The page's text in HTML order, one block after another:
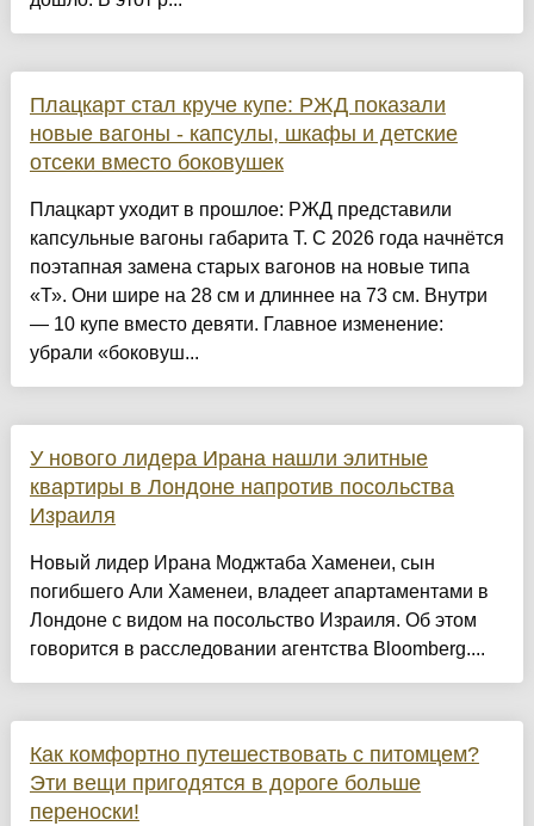
Плацкарт стал круче купе: РЖД показали
новые вагоны - капсулы, шкафы и детские
отсеки вместо боковушек
Плацкарт уходит в прошлое: РЖД представили
капсульные вагоны габарита Т. С 2026 года начнётся
поэтапная замена старых вагонов на новые типа
«Т». Они шире на 28 см и длиннее на 73 см. Внутри
— 10 купе вместо девяти. Главное изменение:
убрали «боковуш...
У нового лидера Ирана нашли элитные
квартиры в Лондоне напротив посольства
Израиля
Новый лидер Ирана ​​Моджтаба Хаменеи, сын
погибшего Али Хаменеи, владеет апартаментами в
Лондоне с видом на посольство Израиля. Об этом
говорится в расследовании агентства Bloomberg....
Как комфортно путешествовать с питомцем?
Эти вещи пригодятся в дороге больше
переноски!